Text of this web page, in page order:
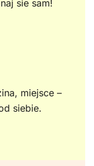
sie sam!
miejsce –
siebie.